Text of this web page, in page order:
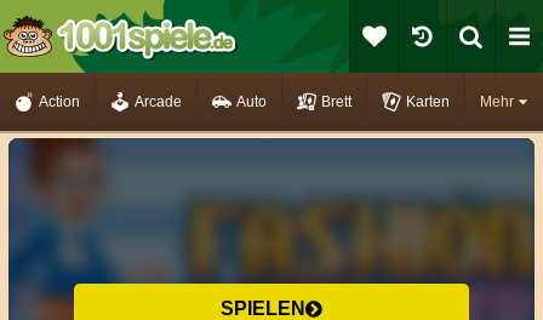
Mehr
Action Arcade Auto Brett Karten
SPIELEN